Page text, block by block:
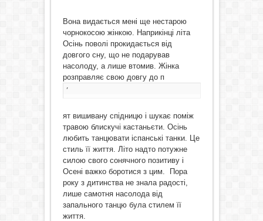
Вона видається мені ще нестарою
чорнокосою жінкою. Наприкінці літа
Осінь поволі прокидається від
довгого сну, що не подарував
насолоду, а лише втомив. Жінка
розправляє свою довгу до п
’
ят вишивану спідницю і шукає поміж
травою блискучі кастаньєти. Осінь
любить танцювати іспанські танки. Це
стиль її життя. Літо надто потужне
силою свого сонячного позитиву і
Осені важко боротися з цим. Пора
року з дитинства не знала радості,
лише самотня насолода від
запального танцю була стилем її
життя.